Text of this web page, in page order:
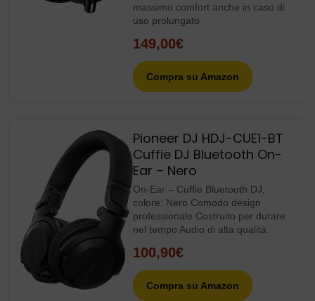
massimo comfort anche in caso di
uso prolungato
149,00€
Compra su Amazon
Pioneer DJ HDJ-CUE1-BT
Cuffie DJ Bluetooth On-
Ear – Nero
On-Ear – Cuffie Bluetooth DJ,
colore: Nero Comodo design
professionale Costruito per durare
nel tempo Audio di alta qualità
100,90€
Compra su Amazon